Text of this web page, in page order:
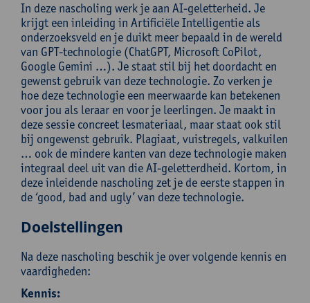
In deze nascholing werk je aan AI-geletterheid. Je
krijgt een inleiding in Artificiële Intelligentie als
onderzoeksveld en je duikt meer bepaald in de wereld
van GPT-technologie (ChatGPT, Microsoft CoPilot,
Google Gemini …). Je staat stil bij het doordacht en
gewenst gebruik van deze technologie. Zo verken je
hoe deze technologie een meerwaarde kan betekenen
voor jou als leraar en voor je leerlingen. Je maakt in
deze sessie concreet lesmateriaal, maar staat ook stil
bij ongewenst gebruik. Plagiaat, vuistregels, valkuilen
… ook de mindere kanten van deze technologie maken
integraal deel uit van die AI-geletterdheid. Kortom, in
deze inleidende nascholing zet je de eerste stappen in
de ‘good, bad and ugly’ van deze technologie.
Doelstellingen
Na deze nascholing beschik je over volgende kennis en
vaardigheden:
Kennis: